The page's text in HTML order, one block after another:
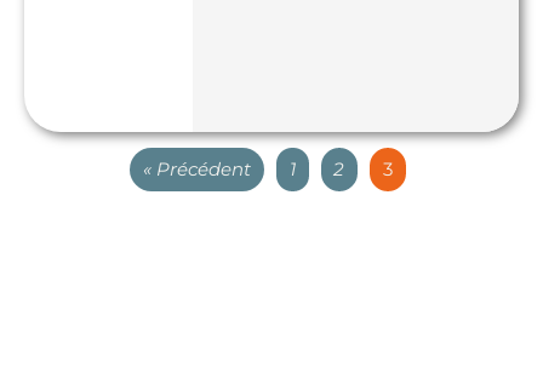
« Précédent 1 2 3